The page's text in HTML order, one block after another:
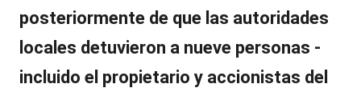
posteriormente de que las autoridades
locales detuvieron a nueve personas -
incluido el propietario y accionistas del